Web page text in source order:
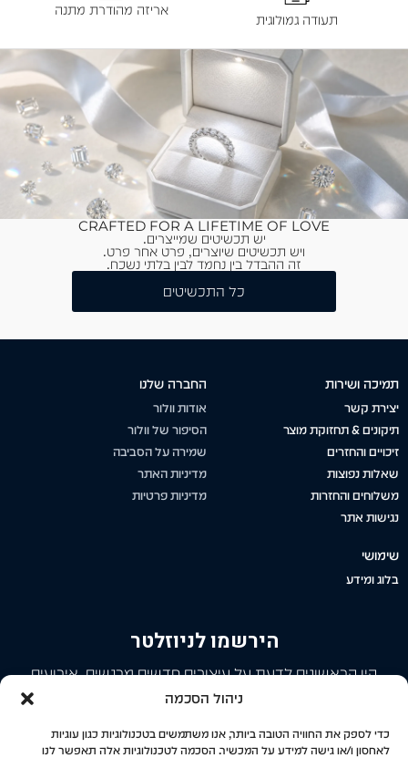
ניהול הסכמה
כדי לספק את החוויה הטובה ביותר, אנו משתמשים בטכנולוגיות כגון עוגיות
לאחסון ו/או גישה למידע על המכשיר. הסכמה לטכנולוגיות אלה תאפשר לנו
תעודה גמולוגית
אריזה מהודרת מתנה
CRAFTED FOR A LIFETIME OF LOVE
יש תכשיטים שמייצרים.
ויש תכשיטים שיוצרים, פרט אחר פרט.
זה ההבדל בין נחמד לבין בלתי נשכח.
כל התכשיטים
תמיכה ושירות
יצירת קשר
תיקונים & תחזוקת מוצר
זיכויים והחזרים
שאלות נפוצות
משלוחים והחזרות
נגישות אתר
החברה שלנו
אודות וולור
הסיפור של וולור
שמירה על הסביבה
מדיניות האתר
מדיניות פרטיות
שימושי
בלוג ומידע
הירשמו לניוזלטר
היו הראשונים לדעת על עיצובים חדשים מרגשים, אירועים
מיוחדים, פתיחת חנויות ועוד.